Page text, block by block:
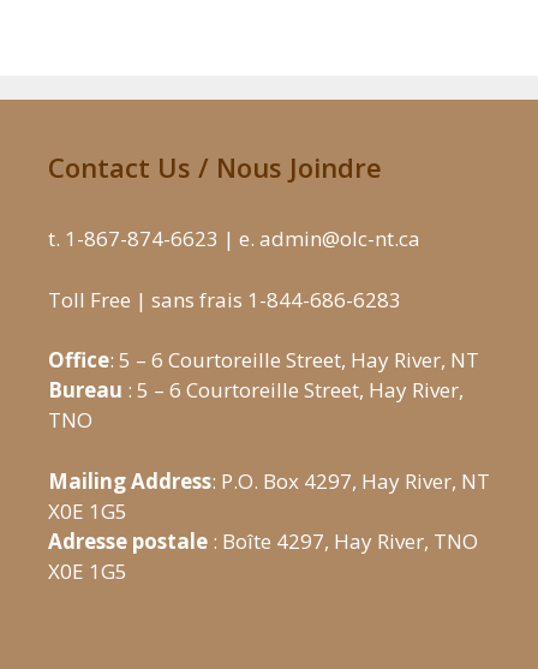
Contact Us / Nous Joindre
t. 1-867-874-6623 | e. admin@olc-nt.ca
Toll Free | sans frais 1-844-686-6283
Office: 5 – 6 Courtoreille Street, Hay River, NT
Bureau : 5 – 6 Courtoreille Street, Hay River,
TNO
Mailing Address: P.O. Box 4297, Hay River, NT
X0E 1G5
Adresse postale : Boîte 4297, Hay River, TNO
X0E 1G5